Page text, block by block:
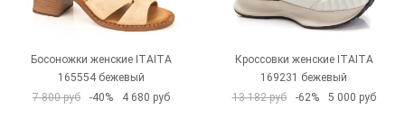
Босоножки женские ITAITA
165554 бежевый
7 800 руб
-40% 4 680 руб
Кроссовки женские ITAITA
169231 бежевый
13 182 руб
-62% 5 000 руб